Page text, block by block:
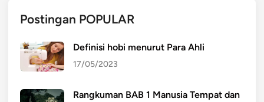
Postingan POPULAR
Definisi hobi menurut Para Ahli
17/05/2023
Rangkuman BAB 1 Manusia Tempat dan